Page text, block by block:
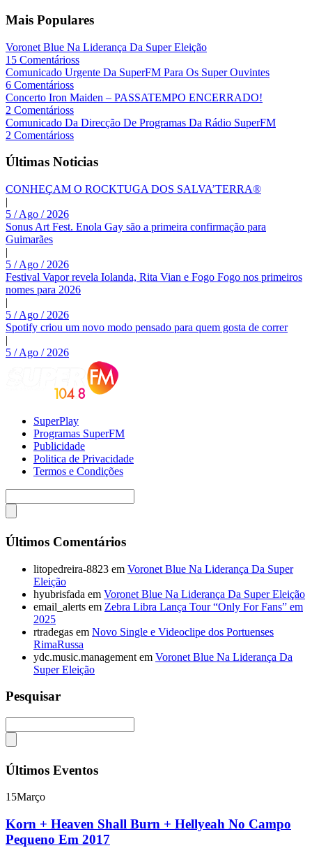
Mais Populares
Voronet Blue Na Liderança Da Super Eleição
15 Comentárioss
Comunicado Urgente Da SuperFM Para Os Super Ouvintes
6 Comentárioss
Concerto Iron Maiden – PASSATEMPO ENCERRADO!
2 Comentárioss
Comunicado Da Direcção De Programas Da Rádio SuperFM
2 Comentárioss
Últimas Noticias
CONHEÇAM O ROCKTUGA DOS SALVA’TERRA®
|
5 / Ago / 2026
Sonus Art Fest. Enola Gay são a primeira confirmação para
Guimarães
|
5 / Ago / 2026
Festival Vapor revela Iolanda, Rita Vian e Fogo Fogo nos primeiros
nomes para 2026
|
5 / Ago / 2026
Spotify criou um novo modo pensado para quem gosta de correr
|
5 / Ago / 2026
SuperPlay
Programas SuperFM
Publicidade
Politica de Privacidade
Termos e Condições
Últimos Comentários
litopedreira-8823 em Voronet Blue Na Liderança Da Super
Eleição
hyubrisfada em Voronet Blue Na Liderança Da Super Eleição
email_alerts em Zebra Libra Lança Tour “Only For Fans” em
2025
rtradegas em Novo Single e Videoclipe dos Portuenses
RimaRussa
ydc.music.management em Voronet Blue Na Liderança Da
Super Eleição
Pesquisar
Últimos Eventos
15Março
Korn + Heaven Shall Burn + Hellyeah No Campo
Pequeno Em 2017